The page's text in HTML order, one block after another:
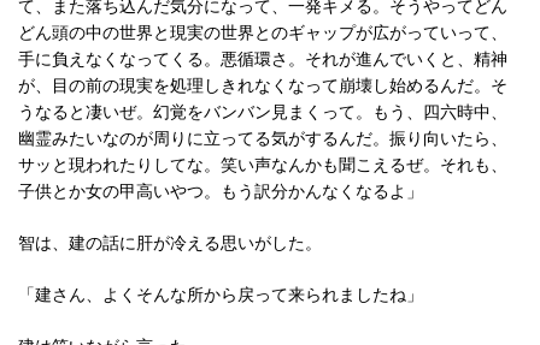
て、また落ち込んだ気分になって、一発キメる。そうやってどん
どん頭の中の世界と現実の世界とのギャップが広がっていって、
手に負えなくなってくる。悪循環さ。それが進んでいくと、精神
が、目の前の現実を処理しきれなくなって崩壊し始めるんだ。そ
うなると凄いぜ。幻覚をバンバン見まくって。もう、四六時中、
幽霊みたいなのが周りに立ってる気がするんだ。振り向いたら、
サッと現われたりしてな。笑い声なんかも聞こえるぜ。それも、
子供とか女の甲高いやつ。もう訳分かんなくなるよ」
智は、建の話に肝が冷える思いがした。
「建さん、よくそんな所から戻って来られましたね」